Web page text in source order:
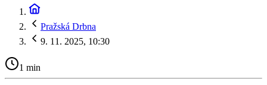
Pražská Drbna
9. 11. 2025, 10:30
1 min